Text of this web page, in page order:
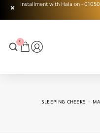
قسط مع حالا على رقم فون او وتساب 01050208568 - Installment with Hala on
0
SLEEPING CHEEKS